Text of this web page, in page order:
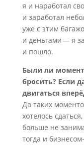
я и наработал
и заработал
уже с этим
и деньгами — я
и пошло.
Были ли
бросить? Если
двигаться
Да таких
хотелось
больше не
тогда и